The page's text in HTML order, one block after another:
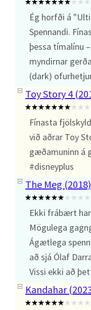
Ég horfði á
Spennandi.
þessa tímalínu
myndirnar
(dark)
Toy Story 4
Fínasta
við aðrar Toy
gæðamuninn á
#disneyplus
The Meg (2018)
Ekki frábært
Mögulega
Ágætlega
að sjá Ólaf
Vissi ekki að
Kandahar